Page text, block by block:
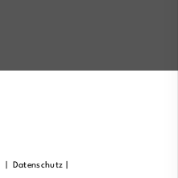
Datenschutz